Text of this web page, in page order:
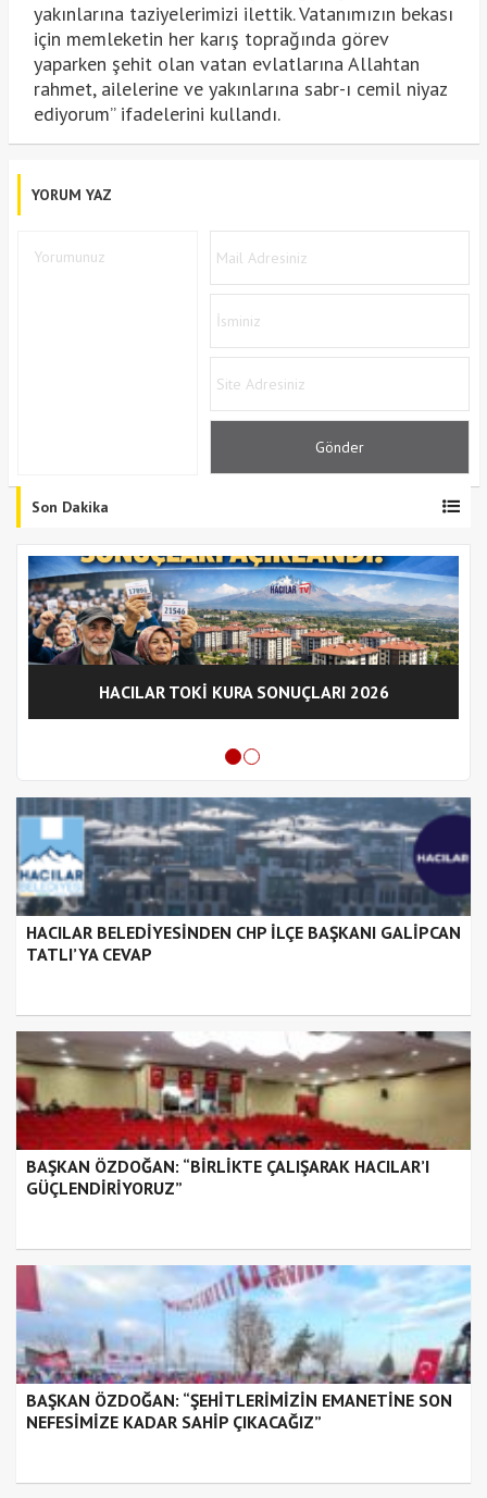
yakınlarına taziyelerimizi ilettik. Vatanımızın bekası
için memleketin her karış toprağında görev
yaparken şehit olan vatan evlatlarına Allahtan
rahmet, ailelerine ve yakınlarına sabr-ı cemil niyaz
ediyorum” ifadelerini kullandı.
YORUM YAZ
Son Dakika
HACILAR TOKİ KURA SONUÇLARI 2026
HACILAR BELEDİYESİNDEN CHP İLÇE BAŞKANI GALİPCAN
TATLI’YA CEVAP
BAŞKAN ÖZDOĞAN: “BİRLİKTE ÇALIŞARAK HACILAR’I
GÜÇLENDİRİYORUZ”
BAŞKAN ÖZDOĞAN: “ŞEHİTLERİMİZİN EMANETİNE SON
NEFESİMİZE KADAR SAHİP ÇIKACAĞIZ”